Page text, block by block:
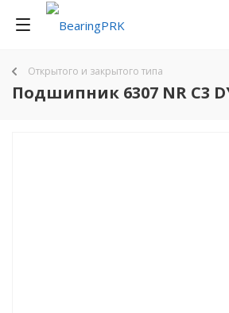
Открытого и закрытого типа
Подшипник 6307 NR C3